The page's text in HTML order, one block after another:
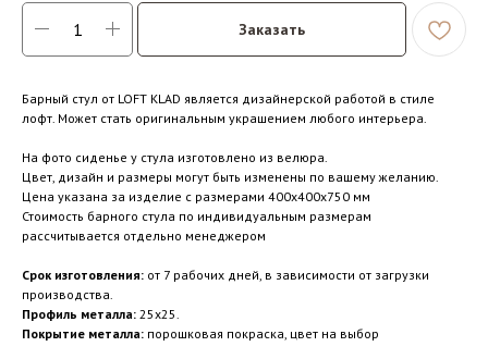
Заказать
Барный стул от LOFT KLAD является дизайнерской работой в стиле
лофт. Может стать оригинальным украшением любого интерьера.
На фото сиденье у стула изготовлено из велюра.
Цвет, дизайн и размеры могут быть изменены по вашему желанию.
Цена указана за изделие с размерами 400x400x750 мм
Стоимость барного стула по индивидуальным размерам
рассчитывается отдельно менеджером
Срок изготовления: от 7 рабочих дней, в зависимости от загрузки
производства.
Профиль металла: 25x25.
Покрытие металла: порошковая покраска, цвет на выбор